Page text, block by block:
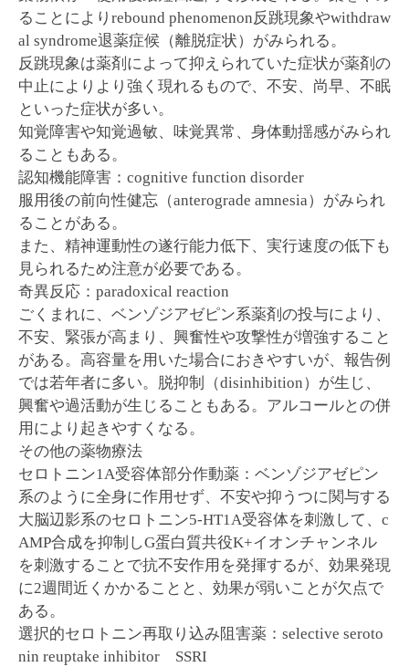
ることによりrebound phenomenon反跳現象やwithdraw
al syndrome退薬症候（離脱症状）がみられる。
反跳現象は薬剤によって抑えられていた症状が薬剤の
中止によりより強く現れるもので、不安、尚早、不眠
といった症状が多い。
知覚障害や知覚過敏、味覚異常、身体動揺感がみられ
ることもある。
認知機能障害：cognitive function disorder
服用後の前向性健忘（anterograde amnesia）がみられ
ることがある。
また、精神運動性の遂行能力低下、実行速度の低下も
見られるため注意が必要である。
奇異反応：paradoxical reaction
ごくまれに、ベンゾジアゼピン系薬剤の投与により、
不安、緊張が高まり、興奮性や攻撃性が増強すること
がある。高容量を用いた場合におきやすいが、報告例
では若年者に多い。脱抑制（disinhibition）が生じ、
興奮や過活動が生じることもある。アルコールとの併
用により起きやすくなる。
その他の薬物療法
セロトニン1A受容体部分作動薬：ベンゾジアゼピン
系のように全身に作用せず、不安や抑うつに関与する
大脳辺影系のセロトニン5-HT1A受容体を刺激して、c
AMP合成を抑制しG蛋白質共役K+イオンチャンネル
を刺激することで抗不安作用を発揮するが、効果発現
に2週間近くかかることと、効果が弱いことが欠点で
ある。
選択的セロトニン再取り込み阻害薬：selective seroto
nin reuptake inhibitor SSRI